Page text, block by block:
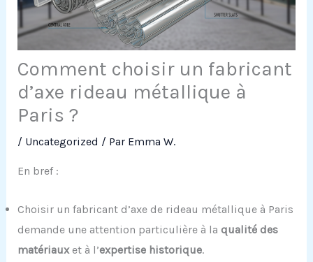
Comment choisir un fabricant
d’axe rideau métallique à
Paris ?
/ Uncategorized / Par Emma W.
En bref :
Choisir un fabricant d’axe de rideau métallique à Paris
demande une attention particulière à la qualité des
matériauxet à l’expertise historique.